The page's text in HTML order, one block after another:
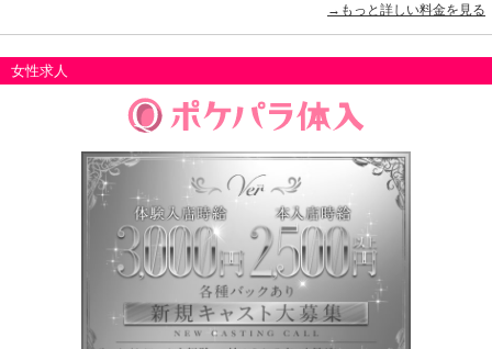
→もっと詳しい料金を見る
女性求人